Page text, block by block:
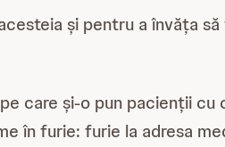
și pentru a învăța
care și-o pun pacienții
în furie: furie la adresa